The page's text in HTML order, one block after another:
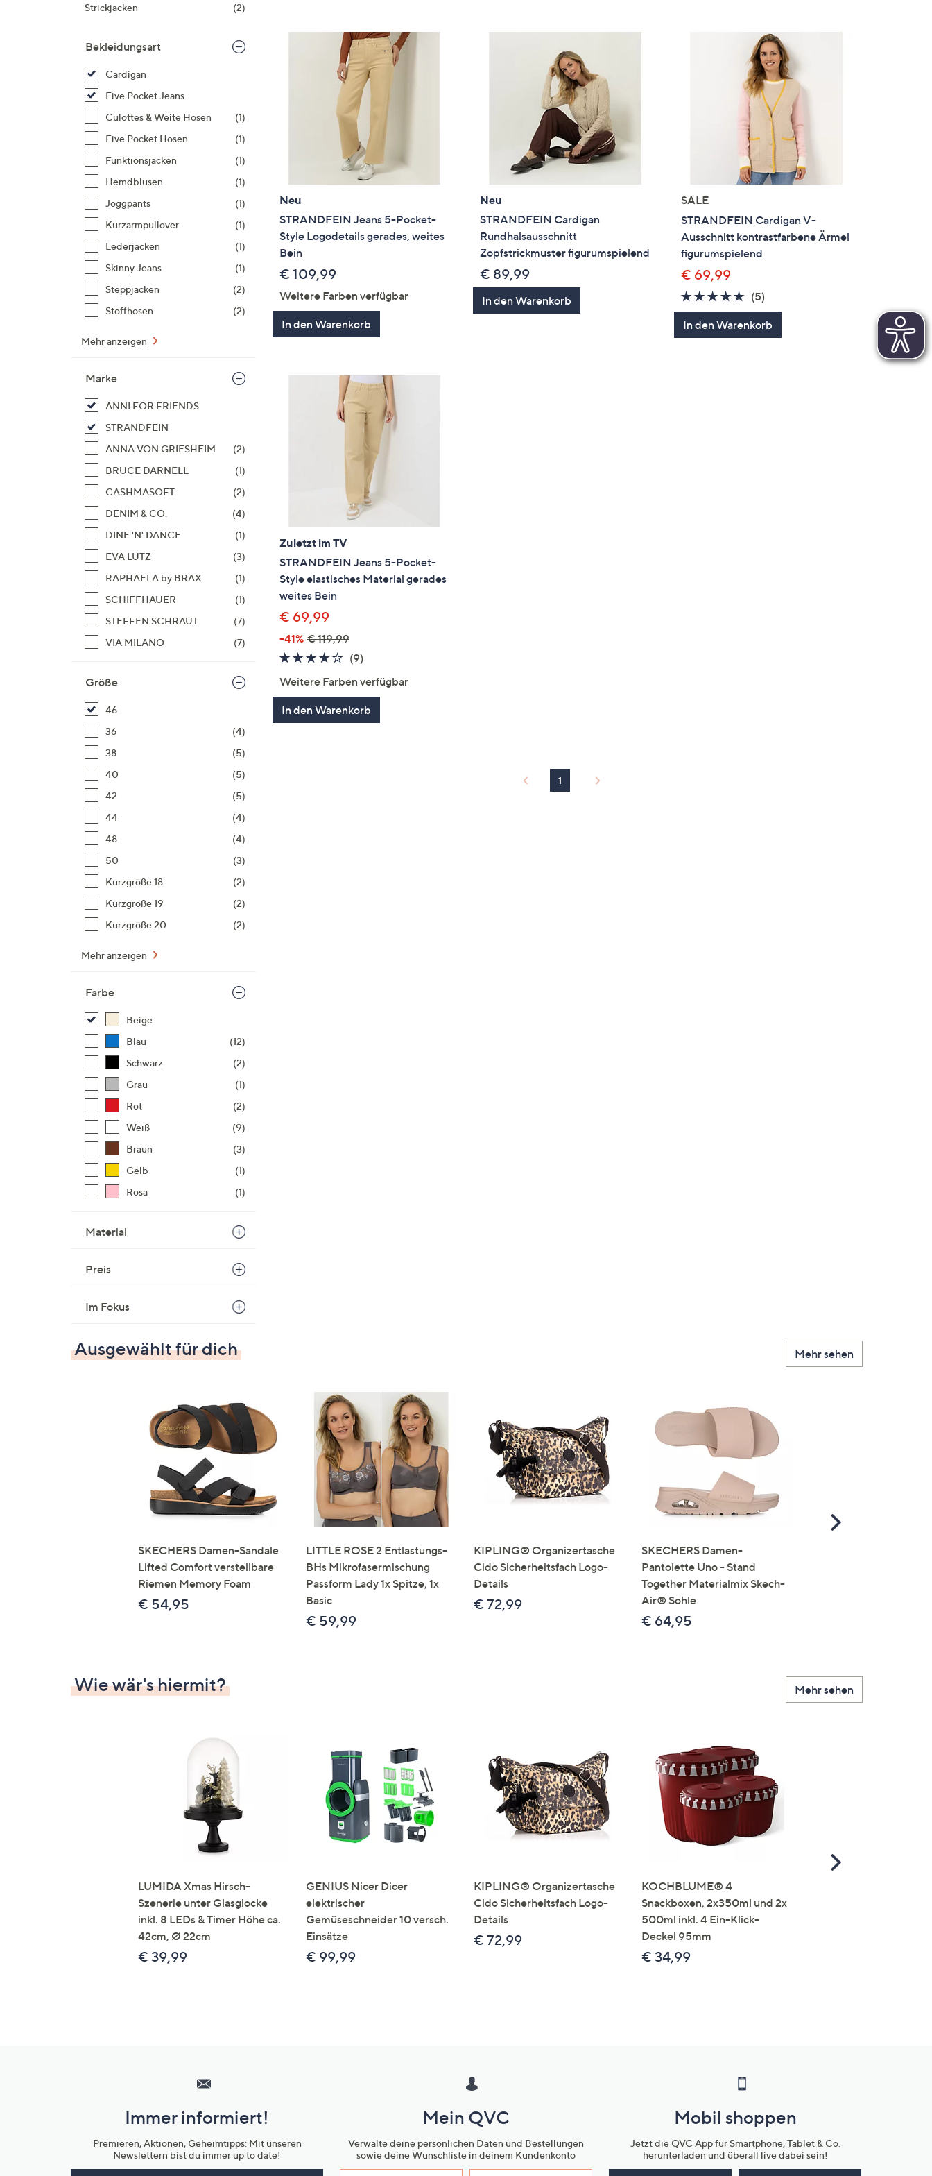
Geräten
anzuzeigen.
Strickjacken
(2)
Bekleidungsart
Cardigan
Five Pocket Jeans
Culottes & Weite Hosen
(1)
Five Pocket Hosen
(1)
Funktionsjacken
(1)
Hemdblusen
(1)
Joggpants
(1)
Kurzarmpullover
(1)
Lederjacken
(1)
Skinny Jeans
(1)
Steppjacken
(2)
Stoffhosen
(2)
Mehr anzeigen
Marke
ANNI FOR FRIENDS
STRANDFEIN
ANNA VON GRIESHEIM
(2)
BRUCE DARNELL
(1)
CASHMASOFT
(2)
DENIM & CO.
(4)
DINE 'N' DANCE
(1)
EVA LUTZ
(3)
RAPHAELA by BRAX
(1)
SCHIFFHAUER
(1)
STEFFEN SCHRAUT
(7)
VIA MILANO
(7)
Größe
46
36
(4)
38
(5)
40
(5)
42
(5)
44
(4)
48
(4)
50
(3)
Kurzgröße 18
(2)
Kurzgröße 19
(2)
Kurzgröße 20
(2)
Mehr anzeigen
Farbe
Beige
Blau
(12)
Schwarz
(2)
Grau
(1)
Rot
(2)
Weiß
(9)
Braun
(3)
Gelb
(1)
Rosa
(1)
Material
Preis
Im Fokus
Neu
STRANDFEIN Jeans 5-Pocket-
Style Logodetails gerades, weites
Bein
€ 109,99
Weitere Farben verfügbar
In den Warenkorb
Neu
STRANDFEIN Cardigan
Rundhalsausschnitt
Zopfstrickmuster figurumspielend
€ 89,99
In den Warenkorb
SALE
STRANDFEIN Cardigan V-
Ausschnitt kontrastfarbene Ärmel
figurumspielend
€ 69,99
4.6
von
5
(5)
Bewertungen
In den Warenkorb
Zuletzt im TV
STRANDFEIN Jeans 5-Pocket-
Style elastisches Material gerades
weites Bein
€ 69,99
-41% € 119,99
4.1
(9)9
Weitere Farben verfügbar
In den Warenkorb
1
Ausgewählt für dich Mehr sehen
SKECHERS Damen-Sandale
Lifted Comfort verstellbare
Riemen Memory Foam
€ 54,95
LITTLE ROSE 2 Entlastungs-
BHs Mikrofasermischung
Passform Lady 1x Spitze, 1x
Basic
€ 59,99
KIPLING® Organizertasche
Cido Sicherheitsfach Logo-
Details
€ 72,99
SKECHERS Damen-
Pantolette Uno - Stand
Together Materialmix Skech-
Air® Sohle
€ 64,95
Scroll
Wie wär's hiermit? Mehr sehen
LUMIDA Xmas Hirsch-
Szenerie unter Glasglocke
inkl. 8 LEDs & Timer Höhe ca.
42cm, Ø 22cm
€ 39,99
GENIUS Nicer Dicer
elektrischer
Gemüseschneider 10 versch.
Einsätze
€ 99,99
KIPLING® Organizertasche
Cido Sicherheitsfach Logo-
Details
€ 72,99
KOCHBLUME® 4
Snackboxen, 2x350ml und 2x
500ml inkl. 4 Ein-Klick-
Deckel 95mm
€ 34,99
Scroll
Unternehmensinformationen
Immer informiert!
Premieren, Aktionen, Geheimtipps: Mit unseren
Newslettern bist du immer up to date!
Mein QVC
Verwalte deine persönlichen Daten und Bestellungen
sowie deine Wunschliste in deinem Kundenkonto
Mobil shoppen
Jetzt die QVC App für Smartphone, Tablet & Co.
herunterladen und überall live dabei sein!